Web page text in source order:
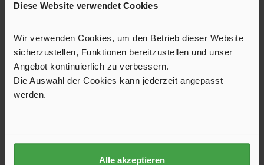
Diese Website verwendet Cookies
Wir verwenden Cookies, um den Betrieb dieser Website
sicherzustellen, Funktionen bereitzustellen und unser
Angebot kontinuierlich zu verbessern.
Die Auswahl der Cookies kann jederzeit angepasst
werden.
Alle akzeptieren
Distanzstück zum Ausgleich von Unebenheiten in der
Natur.